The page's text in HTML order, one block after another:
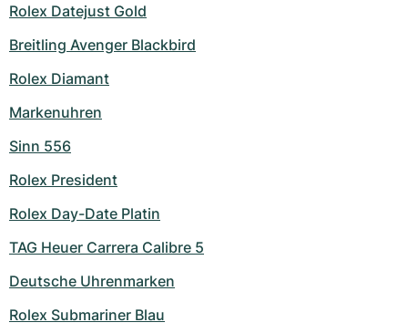
Rolex Datejust Gold
Breitling Avenger Blackbird
Rolex Diamant
Markenuhren
Sinn 556
Rolex President
Rolex Day-Date Platin
TAG Heuer Carrera Calibre 5
Deutsche Uhrenmarken
Rolex Submariner Blau